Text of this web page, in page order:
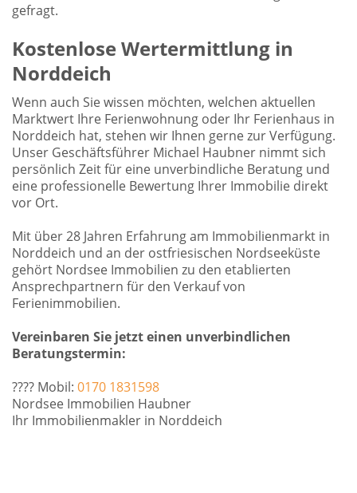
gefragt.
Kostenlose Wertermittlung in
Norddeich
Wenn auch Sie wissen möchten, welchen aktuellen
Marktwert Ihre Ferienwohnung oder Ihr Ferienhaus in
Norddeich hat, stehen wir Ihnen gerne zur Verfügung.
Unser Geschäftsführer Michael Haubner nimmt sich
persönlich Zeit für eine unverbindliche Beratung und
eine professionelle Bewertung Ihrer Immobilie direkt
vor Ort.
Mit über 28 Jahren Erfahrung am Immobilienmarkt in
Norddeich und an der ostfriesischen Nordseeküste
gehört Nordsee Immobilien zu den etablierten
Ansprechpartnern für den Verkauf von
Ferienimmobilien.
Vereinbaren Sie jetzt einen unverbindlichen
Beratungstermin:
???? Mobil: 0170 1831598
Nordsee Immobilien Haubner
Ihr Immobilienmakler in Norddeich